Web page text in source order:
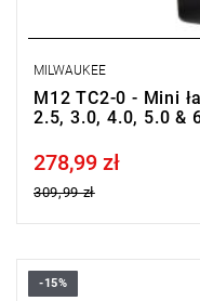
MILWAUKEE
M12 TC2-0 - Mini
2.5, 3.0, 4.0, 5.0 &
Price tax included
278,99 zł
309,99 zł
-15%